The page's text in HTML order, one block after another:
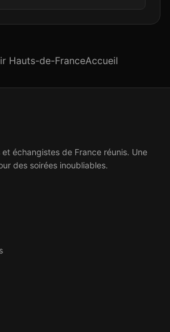
Hauts-de-FranceAccueil
échangistes de France réunis. Une
des soirées inoubliables.